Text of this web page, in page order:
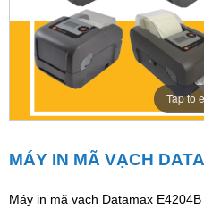
Tap to
MÁY IN MÃ VẠCH
Máy in mã vạch Datamax